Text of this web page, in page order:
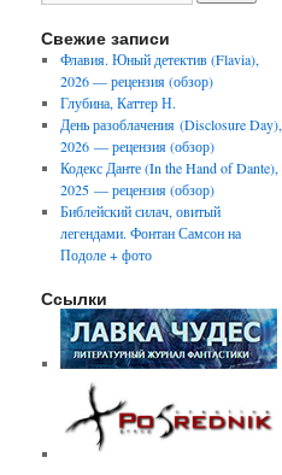
Свежие записи
Флавия. Юный детектив (Flavia),
2026 — рецензия (обзор)
Глубина, Каттер Н.
День разоблачения (Disclosure Day),
2026 — рецензия (обзор)
Кодекс Данте (In the Hand of Dante),
2025 — рецензия (обзор)
Библейский силач, овитый
легендами. Фонтан Самсон на
Подоле + фото
Ссылки